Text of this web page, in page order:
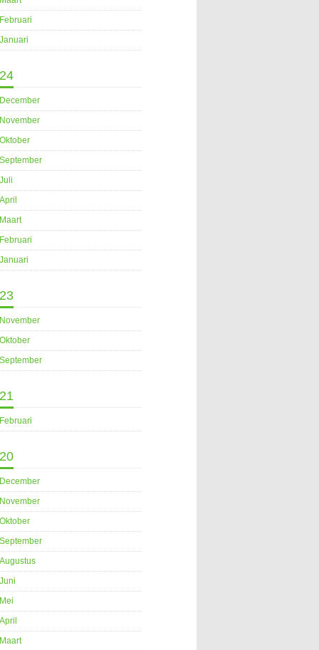
Februari
Januari
December
November
Oktober
September
Juli
April
Maart
Februari
Januari
November
Oktober
September
Februari
December
November
Oktober
September
Augustus
Juni
Mei
April
Maart